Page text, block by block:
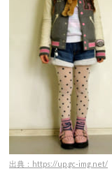
出典：https://up.gc-img.net/